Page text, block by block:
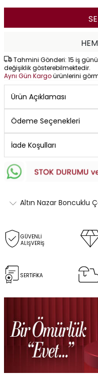
Tahmini Gönderi: 15 iş
değişiklik gösterebilmektedir.
Aynı Gün Kargoürünlerini
Ürün Açıklaması
Ödeme Seçenekleri
İade Koşulları
Altın Nazar Boncuklu
GÜVENLİ
ALIŞVERİŞ
SERTİFİKA